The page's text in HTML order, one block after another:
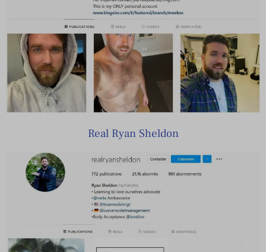
Real Ryan Sheldon